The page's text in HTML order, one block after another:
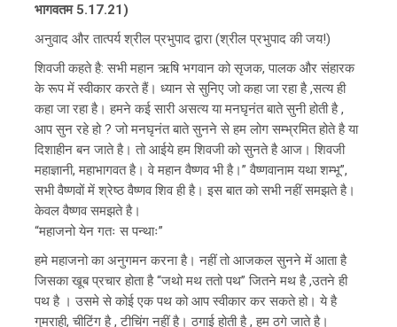
भागवतम 5.17.21)
अनुवाद और तात्पर्य श्रील प्रभुपाद द्वारा (श्रील प्रभुपाद की जय!)
शिवजी कहते है: सभी महान ऋषि भगवान को सृजक, पालक और संहारक
के रूप में स्वीकार करते हैं। ध्यान से सुनिए जो कहा जा रहा है ,सत्य ही
कहा जा रहा है। हमने कई सारी असत्य या मनघृनंत बाते सुनी होती है ,
आप सुन रहे हो ? जो मनघृनंत बाते सुनने से हम लोग सम्भ्रमित होते है या
दिशाहीन बन जाते है। तो आईये हम शिवजी को सुनते है आज। शिवजी
महाज्ञानी, महाभागवत है। वे महान वैष्णव भी है।” वैष्णवानाम यथा शम्भू”,
सभी वैष्णवों में श्रेष्ठ वैष्णव शिव ही है। इस बात को सभी नहीं समझते है।
केवल वैष्णव समझते है।
“महाजनो येन गतः स पन्थाः”
हमे महाजनो का अनुगमन करना है। नहीं तो आजकल सुनने में आता है
जिसका खूब प्रचार होता है “जथो मथ ततो पथ” जितने मथ है ,उतने ही
पथ है । उसमे से कोई एक पथ को आप स्वीकार कर सकते हो। ये है
गुमराही, चीटिंग है , टीचिंग नहीं है। ठगाई होती है , हम ठगे जाते है।